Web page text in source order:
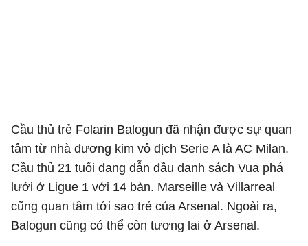
Cầu thủ trẻ Folarin Balogun đã nhận được sự quan
tâm từ nhà đương kim vô địch Serie A là AC Milan.
Cầu thủ 21 tuổi đang dẫn đầu danh sách Vua phá
lưới ở Ligue 1 với 14 bàn. Marseille và Villarreal
cũng quan tâm tới sao trẻ của Arsenal. Ngoài ra,
Balogun cũng có thể còn tương lai ở Arsenal.